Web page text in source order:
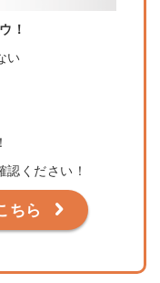
！
い
ください！
ちら